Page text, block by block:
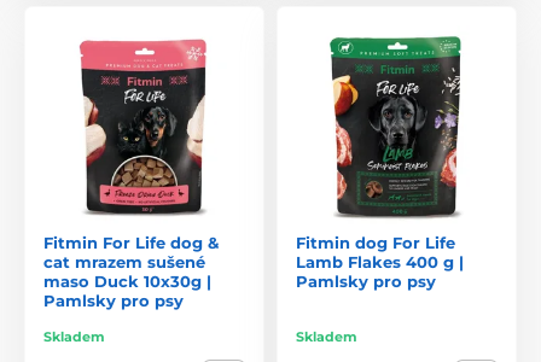
Fitmin For Life dog &
cat mrazem sušené
maso Duck 10x30g |
Pamlsky pro psy
Skladem
Fitmin dog For Life
Lamb Flakes 400 g |
Pamlsky pro psy
Skladem